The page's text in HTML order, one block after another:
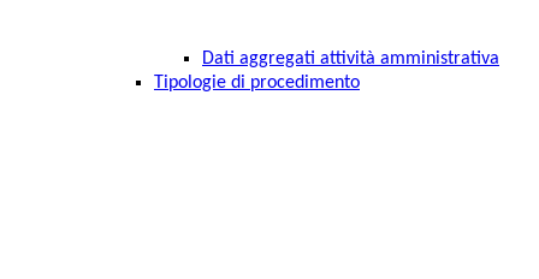
Dati aggregati attività amministrativa
Tipologie di procedimento